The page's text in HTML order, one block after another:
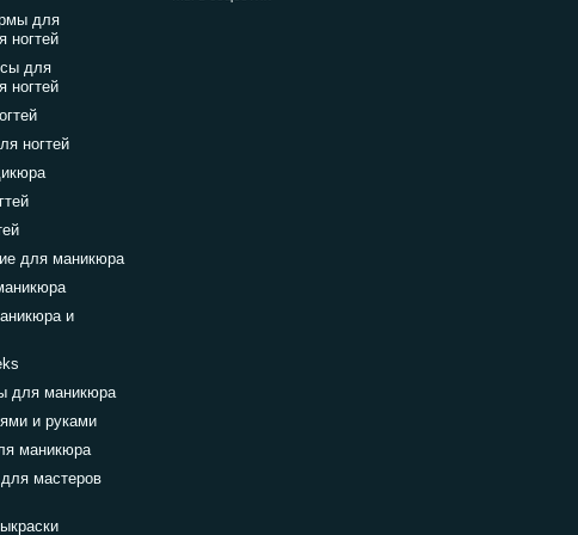
слабеют, что приводит к неравномерной
под современные гели: время сушки сокращается до 30–60
оба типа диодов и перекрывает широкий спектр — от 365 до
и современные LED-формулы. Именно гибридные модели
для работы.
— берите гибридную UV/LED. Она подойдёт к любым
независимо от формулы.
от LED и гибридной
для
ногтей
для
ногтей
ногтей
для маникюра
и
для маникюра
и руками
маникюра
мастеров